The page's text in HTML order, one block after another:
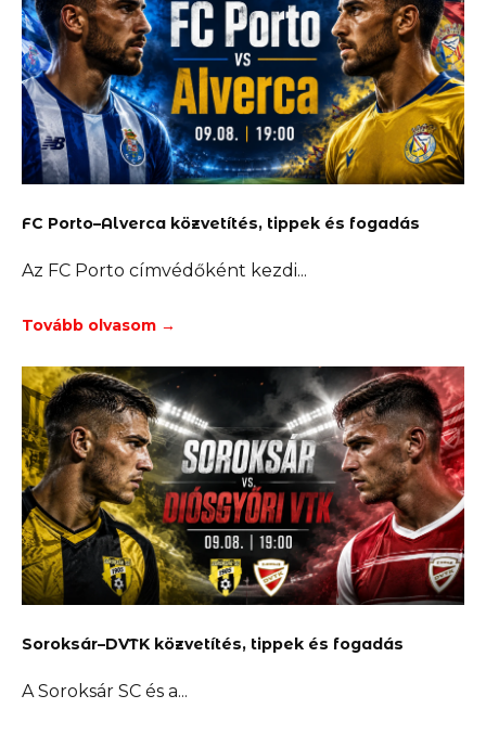
FC Porto–Alverca közvetítés, tippek és fogadás
Az FC Porto címvédőként kezdi
Tovább olvasom →
Soroksár–DVTK közvetítés, tippek és fogadás
A Soroksár SC és a